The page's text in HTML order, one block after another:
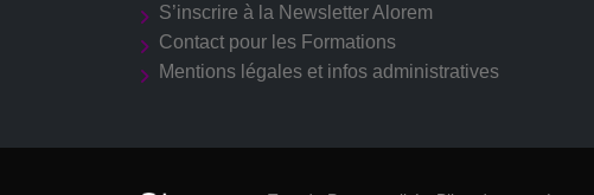
S’inscrire à la Newsletter Alorem
Contact pour les Formations
Mentions légales et infos administratives